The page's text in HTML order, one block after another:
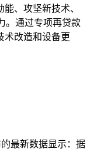
、攻坚新技术、
。通过专项再贷款
术改造和设备更
最新数据显示：据